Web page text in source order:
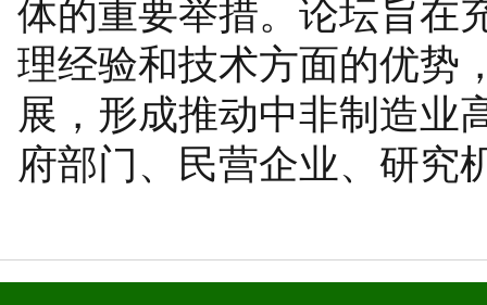
体的重要举措。论坛旨在
理经验和技术方面的优势
展，形成推动中非制造业
府部门、民营企业、研究